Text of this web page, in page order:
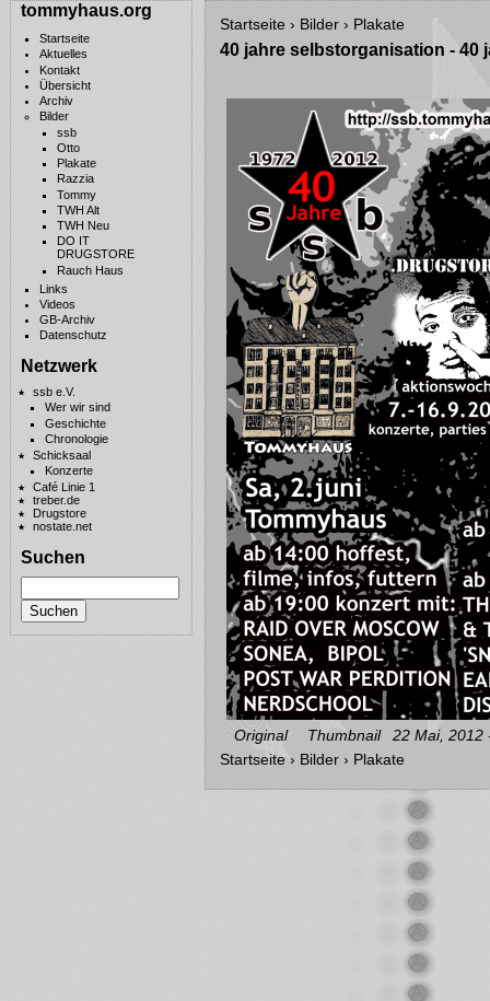
tommyhaus.org
Startseite
Aktuelles
Kontakt
Übersicht
Archiv
Bilder
ssb
Otto
Plakate
Razzia
Tommy
TWH Alt
TWH Neu
DO IT
DRUGSTORE
Rauch Haus
Links
Videos
GB-Archiv
Datenschutz
Netzwerk
ssb e.V.
Wer wir sind
Geschichte
Chronologie
Schicksaal
Konzerte
Café Linie 1
treber.de
Drugstore
nostate.net
Suchen
Startseite› Bilder› Plakate
40 jahre selbstorganisation - 40
Original Thumbnail
22 Mai, 2012
Startseite› Bilder› Plakate